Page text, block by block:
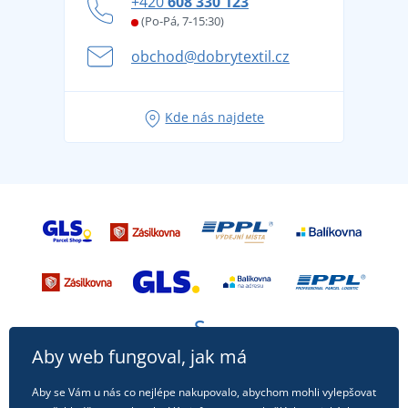
Věrnostní program BONTIS +
Letní dobrodružství začíná balením aneb připravte
se na dovolenou bez starostí
(Po-Pá, 7-15:30)
obchod@dobrytextil.cz
Kde nás najdete
Aby web fungoval, jak má
Aby se Vám u nás co nejlépe nakupovalo, abychom mohli vylepšovat